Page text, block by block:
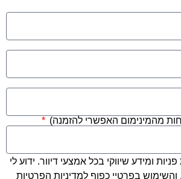
האפשרי להזמנה)
בכל אמצעי דיוור. ידוע לי
כפוףלמדיניות הפרטיות